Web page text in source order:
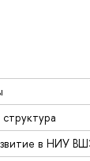
в НИУ